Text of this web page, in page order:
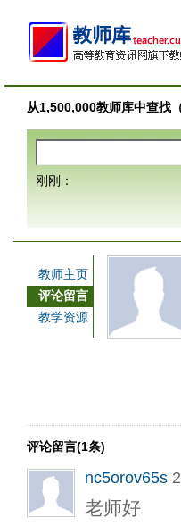
从1,500,000教师库中查找
刚刚：
教师主页
评论留言
教学资源
评论留言(1条)
nc5orov65s
老师好